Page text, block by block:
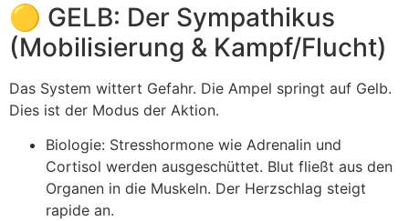
🟡 GELB: Der Sympathikus
(Mobilisierung & Kampf/Flucht)
Das System wittert Gefahr. Die Ampel springt auf Gelb.
Dies ist der Modus der Aktion.
Biologie: Stresshormone wie Adrenalin und
Cortisol werden ausgeschüttet. Blut fließt aus den
Organen in die Muskeln. Der Herzschlag steigt
rapide an.